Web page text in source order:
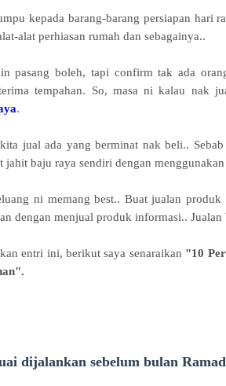
kepada barang-barang persiapan hari
alat perhiasan rumah dan sebagainya..
pasang boleh, tapi confirm tak ada
tempahan. So, masa ni kalau nak
.
jual ada yang berminat nak beli..
jahit baju raya sendiri dengan
ni memang best.. Buat jualan
dengan menjual produk informasi.. Jualan
entri ini, berikut saya senaraikan "10
dijalankan sebelum bulan